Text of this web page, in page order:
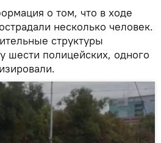
о том, что в ходе
несколько человек.
структуры
шести полицейских, одного